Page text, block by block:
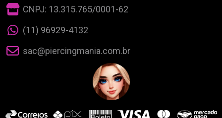
CNPJ: 13.315.765/0001-62
(11) 96929-4132
sac@piercingmania.com.br